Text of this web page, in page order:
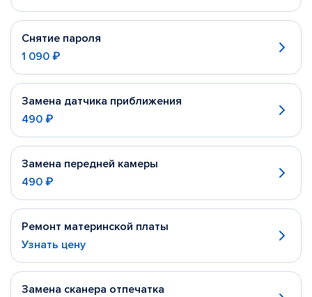
Снятие пароля
1 090 ₽
Замена датчика приближения
490 ₽
Замена передней камеры
490 ₽
Ремонт материнской платы
Узнать цену
Замена сканера отпечатка